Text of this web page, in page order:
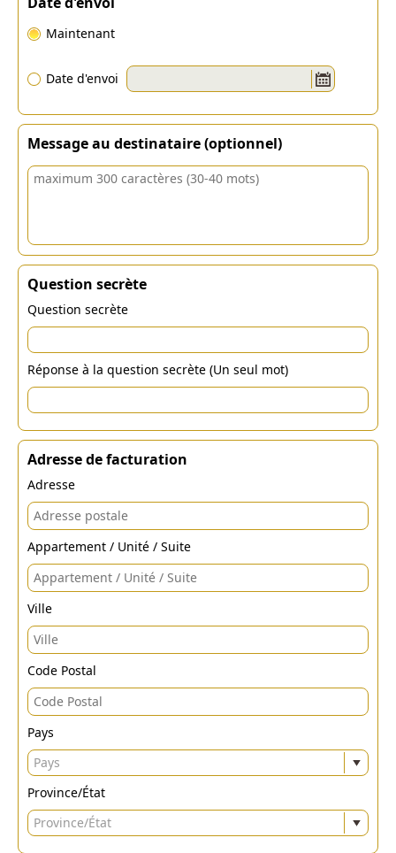
Maintenant
Date d'envoi
Message au destinataire (optionnel)
Question secrète
Question secrète
Réponse à la question secrète (Un seul mot)
Adresse de facturation
Adresse
Appartement / Unité / Suite
Ville
Code Postal
Pays
Pays
Province/État
Province/État